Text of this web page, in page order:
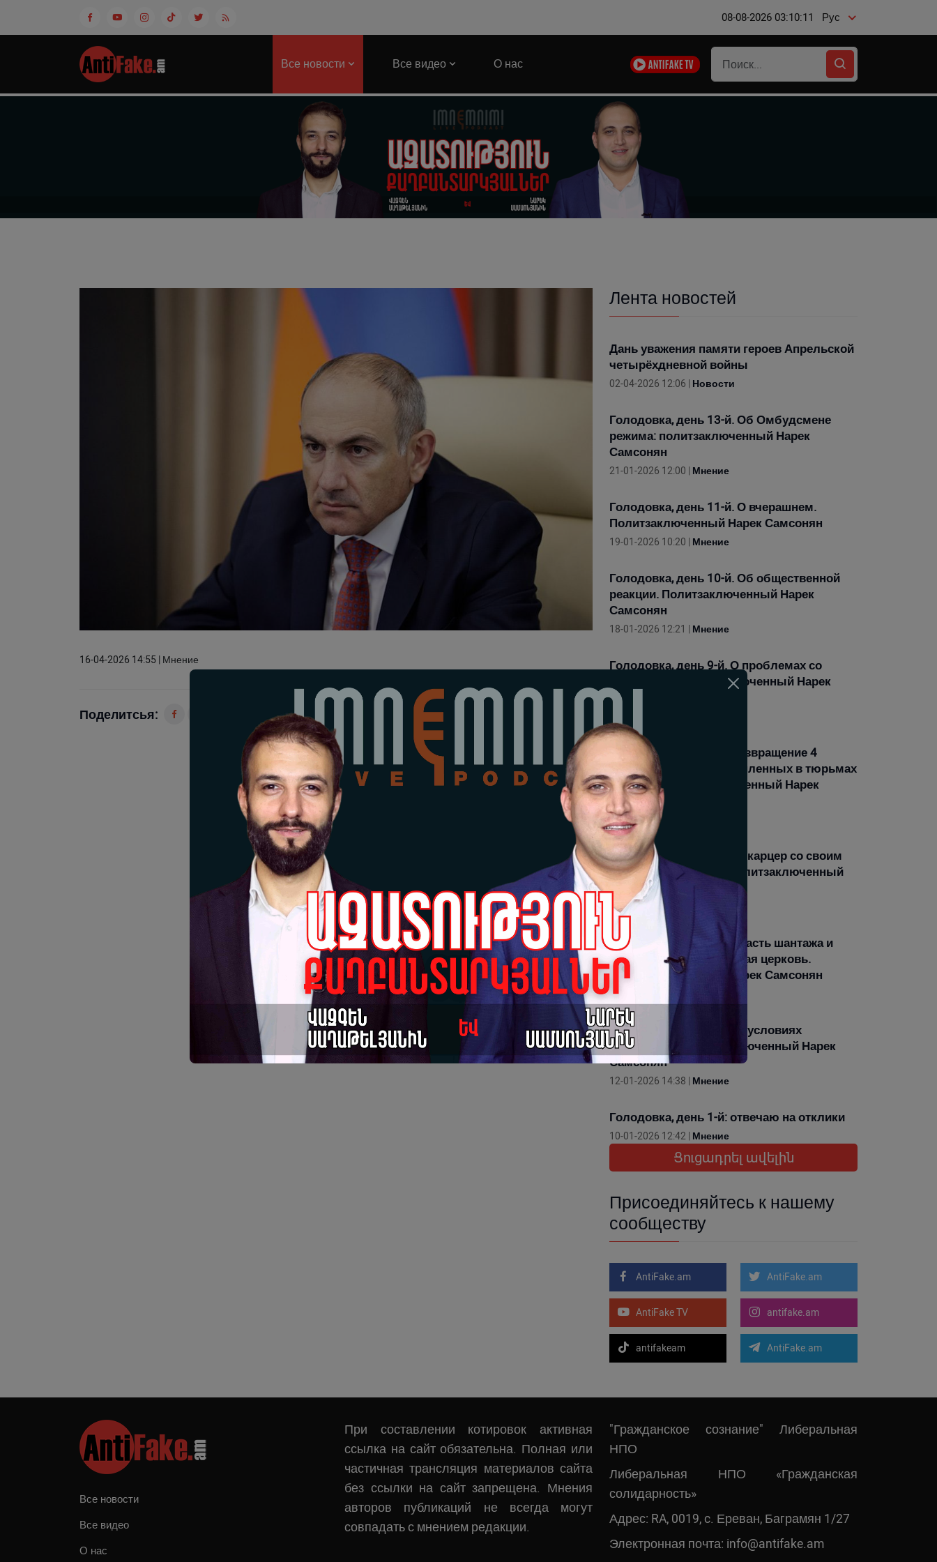
08-08-2026 03:10:11 Рус
Все новости Все видео О нас
16-04-2026 14:55 | Мнение
Поделитсья:
Лента новостей
Дань уважения памяти героев Апрельской
четырёхдневной войны
02-04-2026 12:06 | Новости
Голодовка, день 13-й. Об Омбудсмене
режима: политзаключенный Нарек
Самсонян
21-01-2026 12:00 | Мнение
Голодовка, день 11-й. О вчерашнем.
Политзаключенный Нарек Самсонян
19-01-2026 10:20 | Мнение
Голодовка, день 10-й. Об общественной
реакции. Политзаключенный Нарек
Самсонян
18-01-2026 12:21 | Мнение
Голодовка, день 9-й. О проблемах со
здоровьем. Политзаключенный Нарек
Самсонян
Голодовка, день 7-й. Возвращение 4
пленных и наличие 30 пленных в тюрьмах
Армении. Политзаключенный Нарек
Самсонян
15-01-2026 13:11 |
6-й день голодовки. 6-й карцер со своим
«животным миром»: политзаключенный
Нарек Самсонян
14-01-2026 12:27 |
Голодовка, день 5-й. Власть шантажа и
Армянская Апостольская церковь.
Политзаключенный Нарек Самсонян
13-01-2026 13:26 |
Голодовка, день 4-й: об условиях
содержания: политзаключенный Нарек
Самсонян
12-01-2026 14:38 | Мнение
Голодовка, день 1-й: отвечаю на отклики
10-01-2026 12:42 | Мнение
Ցուցադրել ավելին
Присоединяйтесь к нашему
сообществу
AntiFake.am AntiFake.am
AntiFake TV antifake.am
antifakeam AntiFake.am
Все новости
Все видео
О нас
При составлении котировок активная
ссылка на сайт обязательна. Полная или
частичная трансляция материалов сайта
без ссылки на сайт запрещена. Мнения
авторов публикаций не всегда могут
совпадать с мнением редакции.
"Гражданское сознание" Либеральная
НПО
Либеральная НПО «Гражданская
солидарность»
Адрес: RA, 0019, c. Ереван, Баграмян 1/27
Электронная почта: info@antifake.am